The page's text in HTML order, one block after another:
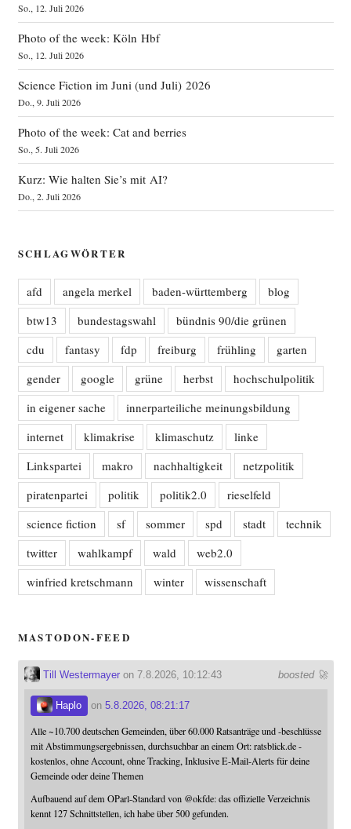
So., 12. Juli 2026
Photo of the week: Köln Hbf
So., 12. Juli 2026
Science Fiction im Juni (und Juli) 2026
Do., 9. Juli 2026
Photo of the week: Cat and berries
So., 5. Juli 2026
Kurz: Wie halten Sie’s mit AI?
Do., 2. Juli 2026
SCHLAGWÖRTER
afd angela merkel baden-württemberg
blog
btw13
bundestagswahl
bündnis 90/die grünen
cdu
fantasy fdp freiburg frühling
garten
gender
google grüne herbst
hochschulpolitik
in eigener sache
innerparteiliche meinungsbildung
internet
klimakrise klimaschutz
linke
Linkspartei
makro nachhaltigkeit
netzpolitik
piratenpartei
politik politik2.0
rieselfeld
science fiction
sf sommer spd stadt
technik
twitter
wahlkampf wald
web2.0
winfried kretschmann
winter wissenschaft
MASTODON-FEED
boosted 🚀
Till Westermayeron 7.8.2026, 10:12:43
Haplo on 5.8.2026, 08:21:17
Alle ~10.700 deutschen Gemeinden, über 60.000 Ratsanträge und -beschlüsse
mit Abstimmungsergebnissen, durchsuchbar an einem Ort: ratsblick.de -
kostenlos, ohne Account, ohne Tracking, Inklusive E-Mail-Alerts für deine
Gemeinde oder deine Themen
Aufbauend auf dem OParl-Standard von @okfde: das offizielle Verzeichnis
kennt 127 Schnittstellen, ich habe über 500 gefunden.